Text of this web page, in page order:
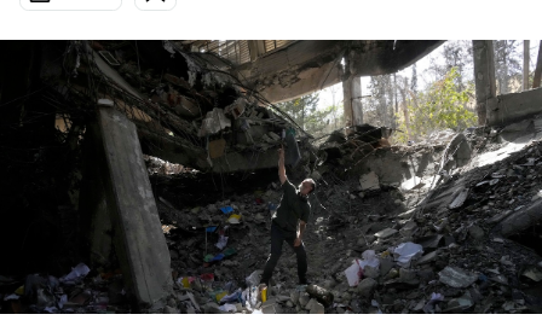
Sport
PODCAST
NEWSLETTER
I MIEI PREFERITI